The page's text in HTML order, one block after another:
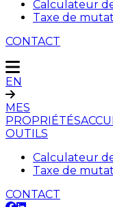
Calculateur
Taxe de
CONTACT
EN
MES
PROPRIÉTÉS
OUTILS
Calculateur
Taxe de
CONTACT